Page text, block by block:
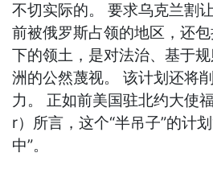
不切实际的。 要求乌克兰割
前被俄罗斯占领的地区，还
下的领土，是对法治、基于
洲的公然蔑视。 该计划还将
力。 正如前美国驻北约大使
r）所言，这个“半吊子”的计
中”。